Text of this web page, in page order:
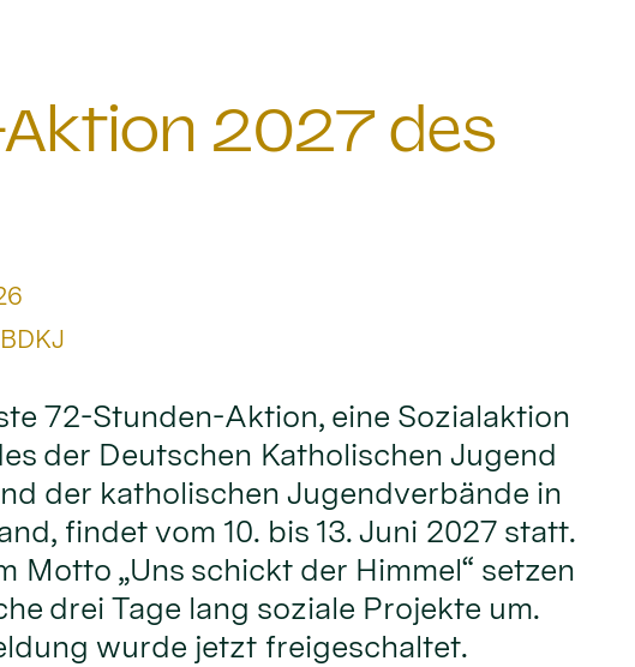
2027 des
72-Stunden-Aktion, eine Sozialaktion
der Deutschen Katholischen Jugend
der katholischen Jugendverbände in
findet vom 10. bis 13. Juni 2027 statt.
Motto „Uns schickt der Himmel“ setzen
drei Tage lang soziale Projekte um.
wurde jetzt freigeschaltet.